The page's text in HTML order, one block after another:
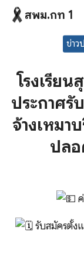
Skip
สพม.กท 1
ข่าว
โรงเรีย
ประกาศ
จ้างเหมา
ปลอ
รับสมัครตั้ง